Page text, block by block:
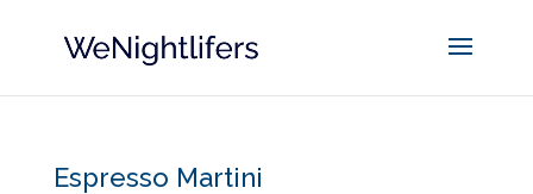
Espresso Martini